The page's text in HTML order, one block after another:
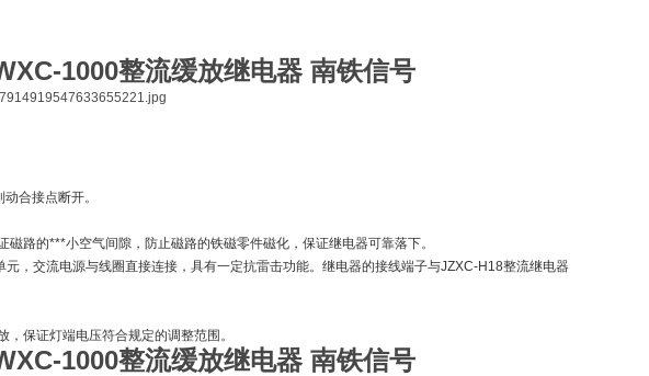
1000整流缓放继电器 南铁信号
合接点断开。
路的***小空气间隙，防止磁路的铁磁零件磁化，保证继电器可靠落下。
，交流电源与线圈直接连接，具有一定抗雷击功能。继电器的接线端子与JZXC-H18整流继电器
保证灯端电压符合规定的调整范围。
1000整流缓放继电器 南铁信号